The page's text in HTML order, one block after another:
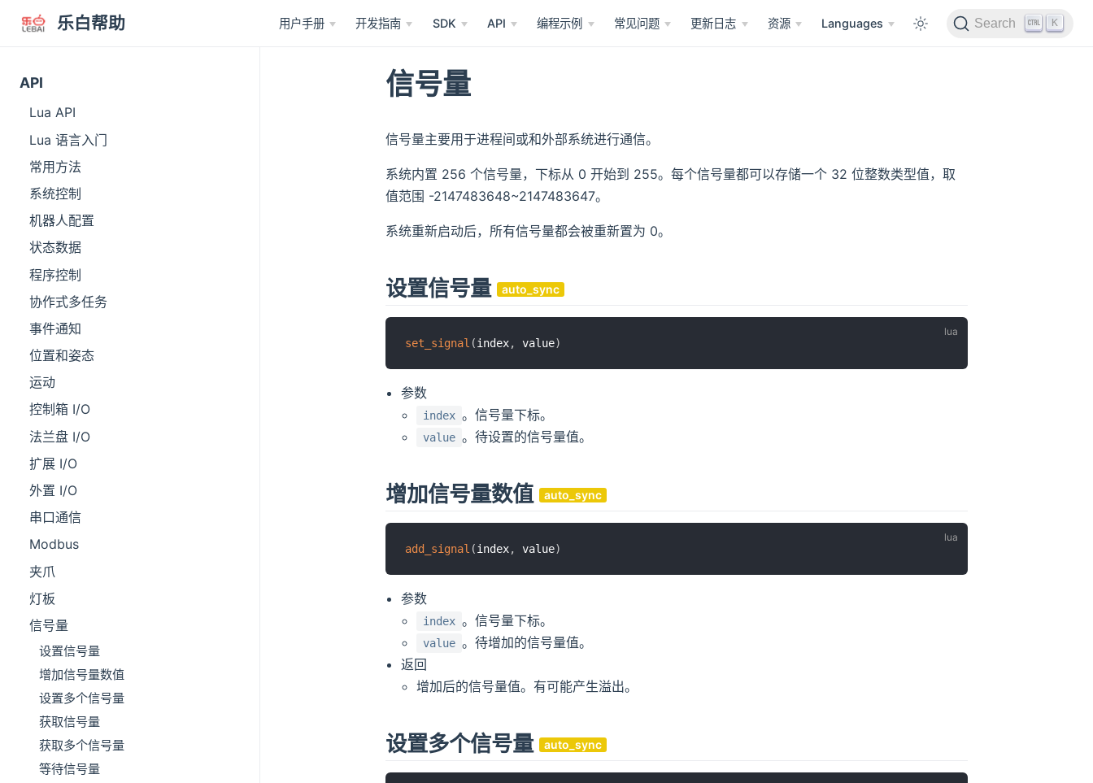
乐白帮助 用户手册 开发指南 SDK API 编程示例 常见问题 更新日志 资源 Languages Search K
API
Lua API
Lua 语言入门
常用方法
系统控制
机器人配置
状态数据
程序控制
协作式多任务
事件通知
位置和姿态
运动
控制箱 I/O
法兰盘 I/O
扩展 I/O
外置 I/O
串口通信
Modbus
夹爪
灯板
信号量
设置信号量
增加信号量数值
设置多个信号量
获取信号量
获取多个信号量
等待信号量
信号量
信号量主要用于进程间或和外部系统进行通信。
系统内置 256 个信号量，下标从 0 开始到 255。每个信号量都可以存储一个 32 位整数类型值，取
值范围 -2147483648~2147483647。
系统重新启动后，所有信号量都会被重新置为 0。
设置信号量 auto_sync
set_signal (index, value)
参数
index 。信号量下标。
value 。待设置的信号量值。
增加信号量数值 auto_sync
add_signal (index, value)
参数
index 。信号量下标。
value 。待增加的信号量值。
返回
增加后的信号量值。有可能产生溢出。
设置多个信号量 auto_sync